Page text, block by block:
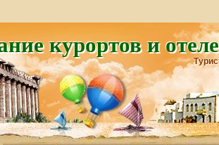
курортов и